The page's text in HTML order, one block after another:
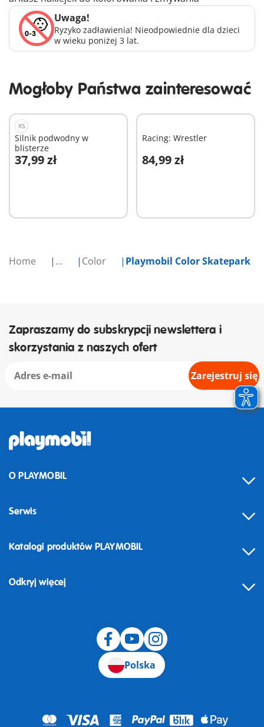
Home ... Color Playmobil Color Skatepark
Uwaga!
Ryzyko zadławienia! Nieodpowiednie dla dzieci
w wieku poniżej 3 lat.
Mogłoby Państwa zainteresować
XS
Silnik podwodny w
blisterze
37,99 zł
Dodaj do koszyka
Racing: Wrestler
84,99 zł
Dodaj do koszyka
Zapraszamy do subskrypcji newslettera i
skorzystania z naszych ofert
Zarejestruj się
O PLAYMOBIL
Serwis
Odstąpienie od umowy
Katalogi produktów PLAYMOBIL
Odkryj więcej
Polska